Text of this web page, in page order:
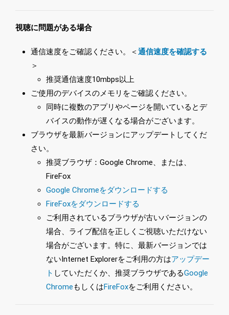
視聴に問題がある場合
通信速度をご確認ください。＜通信速度を確認する
＞
推奨通信速度10mbps以上
ご使用のデバイスのメモリをご確認ください。
同時に複数のアプリやページを開いているとデ
バイスの動作が遅くなる場合がございます。
ブラウザを最新バージョンにアップデートしてくだ
さい。
推奨ブラウザ：Google Chrome、または、
FireFox
Google Chromeをダウンロードする
FireFoxをダウンロードする
ご利用されているブラウザが古いバージョンの
場合、ライブ配信を正しくご視聴いただけない
場合がございます。特に、最新バージョンでは
ないInternet Explorerをご利用の方はアップデー
ト していただくか、推奨ブラウザであるGoogle
ChromeもしくはFireFoxをご利用ください。